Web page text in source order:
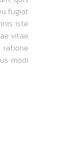
fugiat
iste
vitae
modi